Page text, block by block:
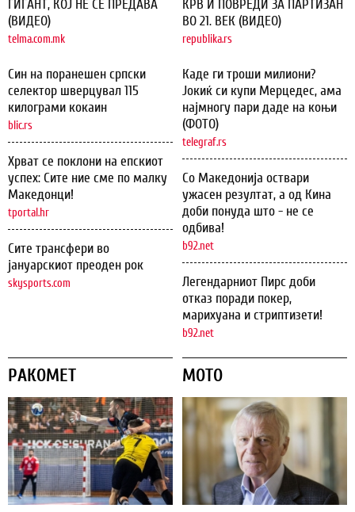
ГИГАНТ, КОЈ НЕ СЕ ПРЕДАВА
(ВИДЕО)
telma.com.mk
Син на поранешен српски
селектор шверцувал 115
килограми кокаин
blic.rs
Хрват се поклони на епскиот
успех: Сите ние сме по малку
Македонци!
tportal.hr
Сите трансфери во
јануарскиот преоден рок
skysports.com
КРВ И ПОВРЕДИ ЗА ПАРТИЗАН
ВО 21. ВЕК (ВИДЕО)
republika.rs
Каде ги троши милиони?
Јокиќ си купи Мерцедес, ама
најмногу пари даде на коњи
(ФОТО)
telegraf.rs
Со Македонија оствари
ужасен резултат, а од Кина
доби понуда што - не се
одбива!
b92.net
Легендарниот Пирс доби
отказ поради покер,
марихуана и стриптизети!
b92.net
РАКОМЕТ МОТО